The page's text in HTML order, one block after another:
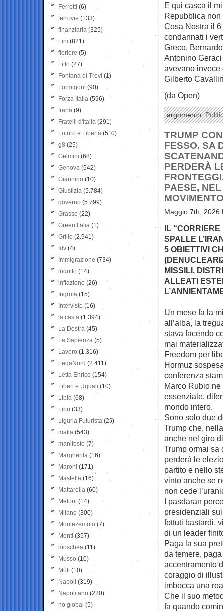
E qui casca il
Repubblica non
Cosa Nostra il
condannati i
Greco,
Antonino
avevano invece
Gilberto
(da Open)
argomento:
TRUMP
FESSO. SA
PERDERÀ
PAESE,
Maggio 7th, 2026
IL
SPALLE
5 OBIETTIVI
MISSILI,
ALLEATI
Un mese fa la
all’alba, la
stava facendo
mai
Freedom per
Hormuz
conferenza
Marco Rubio
essenziale,
mondo intero.
Sono solo due
Trump che,
anche nel giro
Trump ormai sa
perderà le
partito e nello
vinto anche se
non cede
I pasdaran
presidenziali
fottuti bastardi,
di un leader
Paga la sua
da temere,
accentramento
coraggio di
imbocca una
Che il suo
fa quando
Ferretti (6)
ferrovie (133)
finanziaria (325)
Fini (821)
fioriere (5)
Fitto (27)
Fontana di Trevi (1)
Formigoni (90)
Forza Italia (596)
frana (9)
Fratelli d'Italia (291)
Futuro e Libertà (510)
g8 (25)
Gelmini (68)
Genova (542)
Giannino (10)
Giustizia (5.784)
governo (5.799)
Grasso (22)
Green Italia (1)
Grillo (2.941)
Idv (4)
Immigrazione (734)
indulto (14)
inflazione (26)
Ingroia (15)
Interviste (16)
la casta (1.394)
La Destra (45)
La Sapienza (5)
Lavoro (1.316)
LegaNord (2.411)
Letta Enrico (154)
Liberi e Uguali (10)
Libia (68)
Libri (33)
Liguria Futurista (25)
mafia (543)
manifesto (7)
Margherita (16)
Maroni (171)
Mastella (16)
Mattarella (60)
Meloni (14)
Milano (300)
Montezemolo (7)
Monti (357)
moschea (11)
Musso (10)
Muti (10)
Napoli (319)
Napolitano (220)
no global (5)